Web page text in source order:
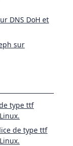
DNS DoH et
sur
type ttf
de type ttf